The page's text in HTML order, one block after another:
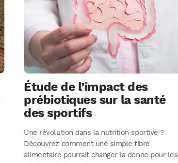
Étude de l’impact des
prébiotiques sur la santé
des sportifs
Une révolution dans la nutrition sportive ?
Découvrez comment une simple fibre
alimentaire pourrait changer la donne pour les